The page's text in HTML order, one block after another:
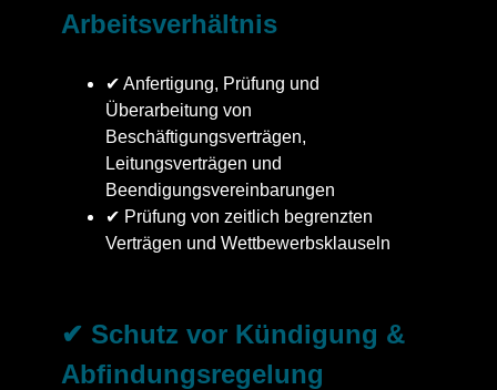
Arbeitsverhältnis
✔ Anfertigung, Prüfung und
Überarbeitung von
Beschäftigungsverträgen,
Leitungsverträgen und
Beendigungsvereinbarungen
✔ Prüfung von zeitlich begrenzten
Verträgen und Wettbewerbsklauseln
✔ Schutz vor Kündigung &
Abfindungsregelung